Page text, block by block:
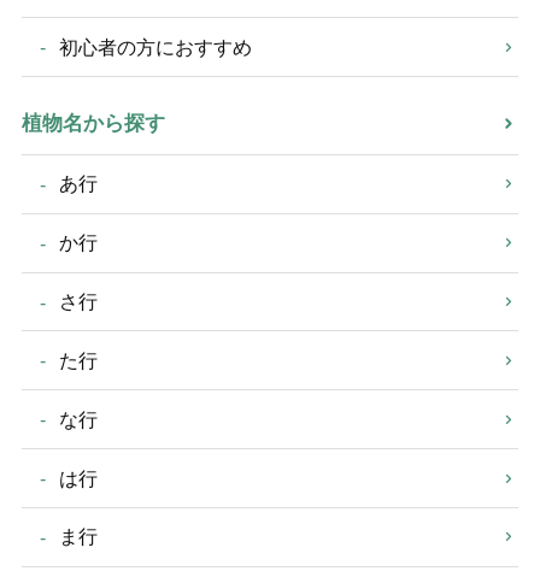
初心者の方におすすめ
植物名から探す
あ行
か行
さ行
た行
な行
は行
ま行